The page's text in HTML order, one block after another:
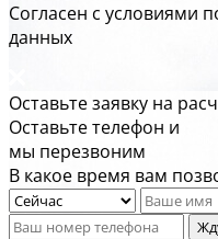
Cогласен с условиями
данных
Оставьте заявку на
Оставьте телефон и
мы перезвоним
В какое время вам